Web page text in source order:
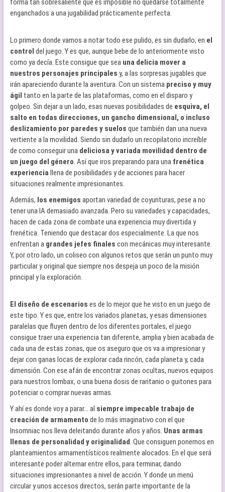
forma tan sobresaliente que es imposible no quedarse totalmente
enganchados a una jugabilidad prácticamente perfecta.
Lo primero donde vamos a notar todo ese pulido, es sin dudarlo, en el
control del juego. Y es que, aunque bebe de lo anteriormente visto
como ya decía. Este consigue que sea una delicia mover a
nuestros personajes principales y, a las sorpresas jugables que
irán apareciendo durante la aventura. Con un sistema preciso y muy
ágil tanto en la parte de las plataformas, como en el disparo y
golpeo. Sin dejar a un lado, esas nuevas posibilidades de esquiva, el
salto en todas direcciones, un gancho dimensional, o incluso
deslizamiento por paredes y suelos que también dan una nueva
vertiente a la movilidad. Siendo sin dudarlo un recopilatorio increíble
de como conseguir una deliciosa y variada movilidad dentro de
un juego del género. Así que iros preparando para una frenética
experienciallena de posibilidades y de acciones para hacer
situaciones realmente impresionantes.
Además, los enemigos aportan variedad de coyunturas, pese a no
tener una IA demasiado avanzada. Pero su variedades y capacidades,
hacen de cada zona de combate una experiencia muy divertida y
frenética. Teniendo que destacar dos especialmente. La que nos
enfrentan a grandes jefes finales con mecánicas muy interesante.
Y, por otro lado, un coliseo con algunos retos que serán un punto muy
particular y original que siempre nos despeja un poco de la misión
principal y la exploración.
El diseño de escenarios es de lo mejor que he visto en un juego de
este tipo. Y es que, entre los variados planetas, y esas dimensiones
paralelas que fluyen dentro de los diferentes portales, el juego
consigue traer una experiencia tan diferente, amplia y bien acabada de
cada una de estas zonas, que os aseguro que os va a impresionar y
dejar con ganas locas de explorar cada rincón, cada planeta y, cada
dimensión. Con ese afán de encontrar zonas ocultas, nuevos equipos
para nuestros lombax, o una buena dosis de raritanio o guitones para
potenciar o comprar nuevas armas.
Y ahí es donde voy a parar… al siempre impecable trabajo de
creación de armamento de lo más imaginativo con el que
Insomniac nos lleva deleitando durante años y años. Unas armas
llenas de personalidad y originalidad. Que consiguen ponernos en
planteamientos armamentísticos realmente alocados. En el que será
interesante poder alternar entre ellos, para terminar, dando
situaciones impresionantes a nivel de acción. Y donde un menú
circular y unos accesos directos, serán parte importante de la